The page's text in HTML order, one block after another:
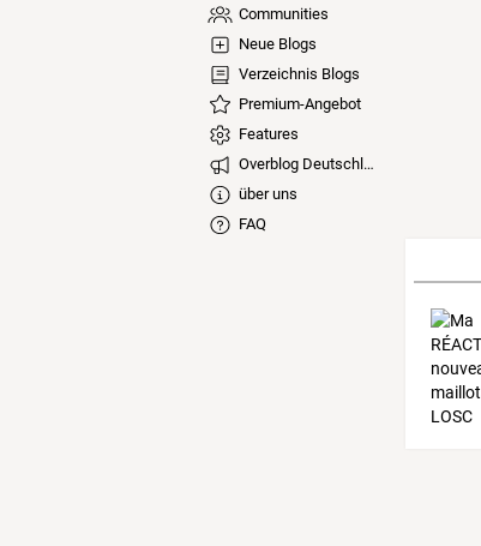
Communities
Neue Blogs
Verzeichnis Blogs
Premium-Angebot
Features
Overblog Deutschland
über uns
FAQ